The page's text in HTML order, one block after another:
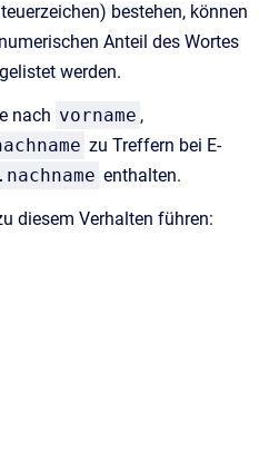
bestehen, können
Anteil des Wortes
werden.
nach vorname ,
zu Treffern bei E-
enthalten.
diesem Verhalten führen: